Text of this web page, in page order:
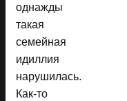
однажды
такая
семейная
идиллия
нарушилась.
Как-то